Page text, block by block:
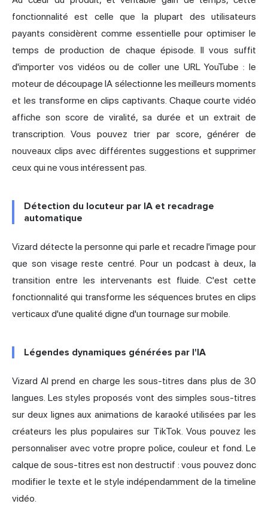
fonctionnalité est celle que la plupart des utilisateurs
payants considèrent comme essentielle pour optimiser le
temps de production de chaque épisode. Il vous suffit
d'importer vos vidéos ou de coller une URL YouTube : le
moteur de découpage IA sélectionne les meilleurs moments
et les transforme en clips captivants. Chaque courte vidéo
affiche son score de viralité, sa durée et un extrait de
transcription. Vous pouvez trier par score, générer de
nouveaux clips avec différentes suggestions et supprimer
ceux qui ne vous intéressent pas.
Détection du locuteur par IA et recadrage
automatique
Vizard détecte la personne qui parle et recadre l'image pour
que son visage reste centré. Pour un podcast à deux, la
transition entre les intervenants est fluide. C'est cette
fonctionnalité qui transforme les séquences brutes en clips
verticaux d'une qualité digne d'un tournage sur mobile.
Légendes dynamiques générées par l'IA
Vizard AI prend en charge les sous-titres dans plus de 30
langues. Les styles proposés vont des simples sous-titres
sur deux lignes aux animations de karaoké utilisées par les
créateurs les plus populaires sur TikTok. Vous pouvez les
personnaliser avec votre propre police, couleur et fond. Le
calque de sous-titres est non destructif : vous pouvez donc
modifier le texte et le style indépendamment de la timeline
vidéo.